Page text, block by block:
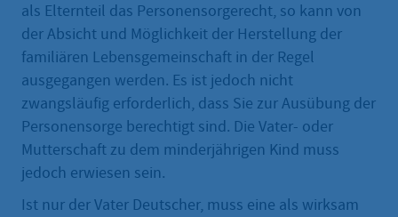
als Elternteil das Personensorgerecht, so kann von
der Absicht und Möglichkeit der Herstellung der
familiären Lebensgemeinschaft in der Regel
ausgegangen werden. Es ist jedoch nicht
zwangsläufig erforderlich, dass Sie zur Ausübung der
Personensorge berechtigt sind. Die Vater- oder
Mutterschaft zu dem minderjährigen Kind muss
jedoch erwiesen sein.
Ist nur der Vater Deutscher, muss eine als wirksam